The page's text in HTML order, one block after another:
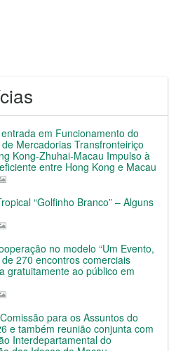
em Funcionamento do
Mercadorias Transfronteiriço
Kong-Zhuhai-Macau Impulso à
entre Hong Kong e Macau
“Golfinho Branco” – Alguns
no modelo “Um Evento,
270 encontros comerciais
gratuitamente ao público em
para os Assuntos do
e também reunião conjunta com
Interdepartamental do